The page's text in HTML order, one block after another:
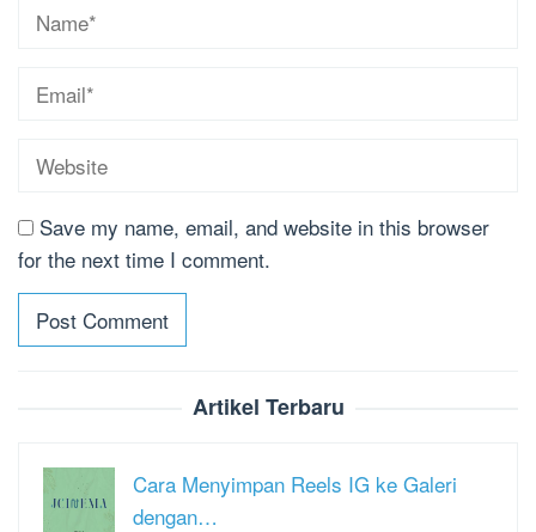
Save my name, email, and website in this browser
for the next time I comment.
Artikel Terbaru
Cara Menyimpan Reels IG ke Galeri
dengan…